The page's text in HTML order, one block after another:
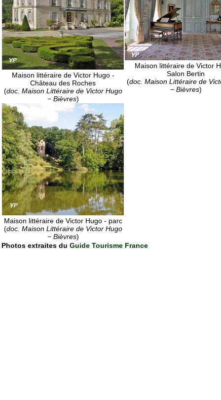
Maison littéraire de Victor Hugo -
Château des Roches
(doc. Maison Littéraire de Victor Hugo
− Bièvres)
Maison littéraire de Victor
Salon Bertin
(doc. Maison Littéraire de
− Bièvres)
Maison littéraire de Victor Hugo - parc
(doc. Maison Littéraire de Victor Hugo
− Bièvres)
Photos extraites du Guide Tourisme France